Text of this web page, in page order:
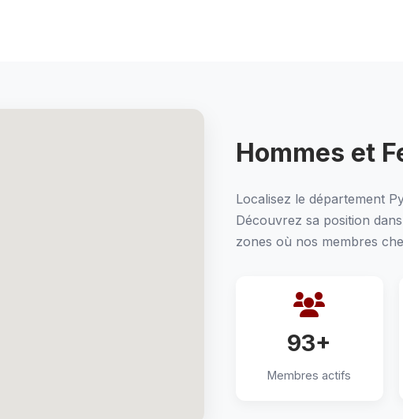
Hommes et
Localisez le département
Découvrez sa position
zones où nos membres
93+
Membres actifs